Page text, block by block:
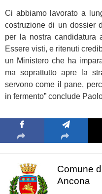
Ci abbiamo lavorato a
costruzione di un dossier
per la nostra candidatura
Essere visti, e ritenuti
un Ministero che ha
ma soprattutto apre la
servono come il pane,
in fermento” conclude
Comune
Ancona